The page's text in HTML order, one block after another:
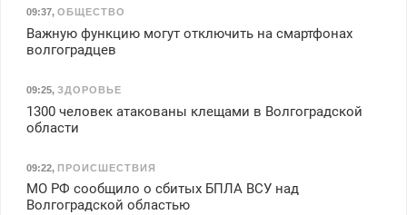
09:37, ОБЩЕСТВО
Важную функцию могут отключить на смартфонах
волгоградцев
09:25, ЗДОРОВЬЕ
1300 человек атакованы клещами в Волгоградской
области
09:22, ПРОИСШЕСТВИЯ
МО РФ сообщило о сбитых БПЛА ВСУ над
Волгоградской областью